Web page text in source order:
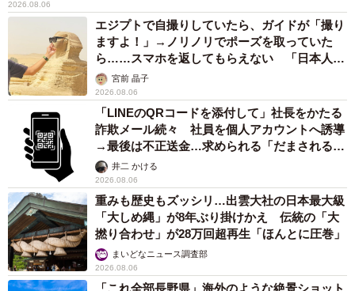
紗栄子の長男 18歳のモデル、カジュアルコーデのおしゃれ近
影が「両親のいいとこ取りの美しいお顔立ち」 9歳に渡英し全
寮制カレッジで学ぶ
まいどなメディア
2026.08.05
たった50パーツのレゴで作った極小仏壇 ろう
そく、花立て、お供えのご飯、観音開きの扉の
奥には位牌も…「チーンの音が聞こえてきそ
う」山岡 もと子